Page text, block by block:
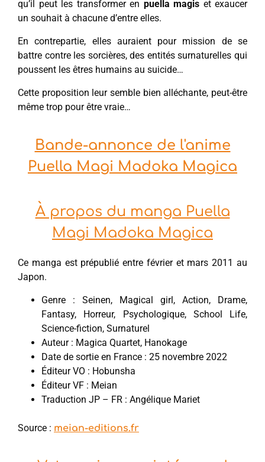
qu’il peut les transformer en puella magis et exaucer
un souhait à chacune d’entre elles.
En contrepartie, elles auraient pour mission de se
battre contre les sorcières, des entités surnaturelles qui
poussent les êtres humains au suicide…
Cette proposition leur semble bien alléchante, peut-être
même trop pour être vraie…
Bande-annonce de l'anime
Puella Magi Madoka Magica
À propos du manga Puella
Magi Madoka Magica
Ce manga est prépublié entre février et mars 2011 au
Japon.
Genre : Seinen, Magical girl, Action, Drame,
Fantasy, Horreur, Psychologique, School Life,
Science-fiction, Surnaturel
Auteur : Magica Quartet, Hanokage
Date de sortie en France : 25 novembre 2022
Éditeur VO : Hobunsha
Éditeur VF : Meian
Traduction JP – FR : Angélique Mariet
Source : meian-editions.fr